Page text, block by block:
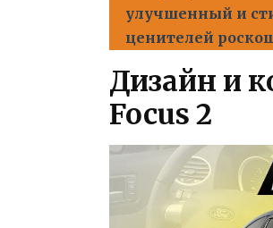
улучшенный и
ценителей
Дизайн и
Focus 2